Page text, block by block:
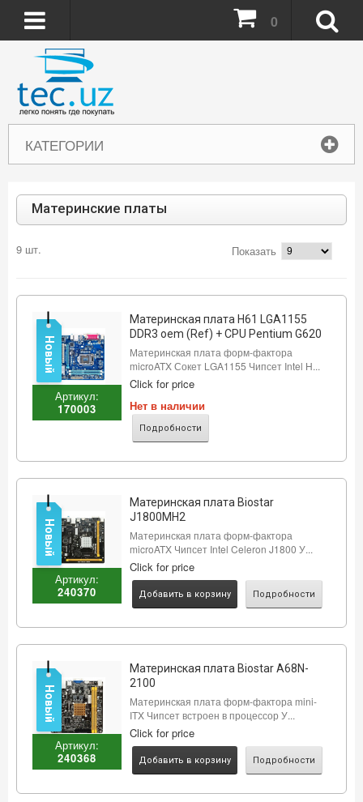
КАТЕГОРИИ
0
Материнские платы
9 шт. Показать
Артикул:
170003
Материнская плата H61 LGA1155
DDR3 oem (Ref) + CPU Pentium G620
Материнская плата форм-фактора
microATX Сокет LGA1155 Чипсет Intel H...
Click for price
Нет в наличии
Подробности
Новый
Артикул:
240370
Материнская плата Biostar
J1800MH2
Материнская плата форм-фактора
microATX Чипсет Intel Celeron J1800 У...
Click for price
Добавить в корзину Подробности
Новый
Артикул:
240368
Материнская плата Biostar A68N-
2100
Материнская плата форм-фактора mini-
ITX Чипсет встроен в процессор У...
Click for price
Добавить в корзину Подробности
Новый